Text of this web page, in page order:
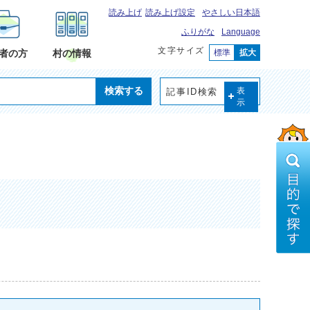
の方 村の情報
読み上げ 読み上げ設定
やさしい日本語
ふりがな
Language
文字サイズ
標準 拡大
検索する 記事ID検索
表
示